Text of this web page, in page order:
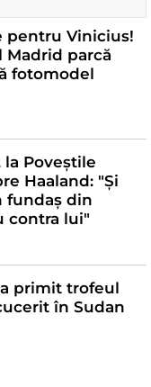
pentru Vinicius!
Madrid parcă
fotomodel
la Poveștile
Haaland: "Și
fundaș din
contra lui"
primit trofeul
în Sudan